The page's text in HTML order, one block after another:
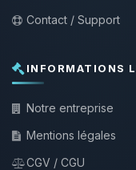
Contact / Support
INFORMATIONS
Notre entreprise
Mentions légales
CGV / CGU